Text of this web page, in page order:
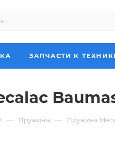
ЗАПЧАСТИ К
— Пружины — Пружина